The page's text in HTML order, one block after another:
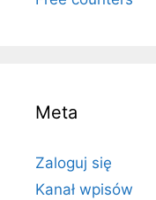
Meta
Zaloguj się
Kanał wpisów